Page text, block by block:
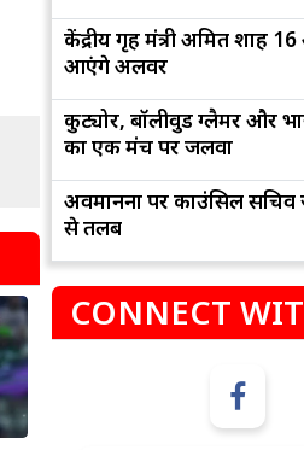
केंद्रीय गृह मंत्री अमित शाह
आएंगे अलवर
कुट्योर, बॉलीवुड ग्लैमर और
का एक मंच पर जलवा
अवमानना पर काउंसिल सचिव
से तलब
CONNECT
अपनी योजनाओं
संभलकर रहे, जल्दबाजी
विवादों से बचे।